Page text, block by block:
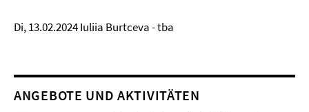
Di, 13.02.2024 Iuliia Burtceva - tba
ANGEBOTE UND AKTIVITÄTEN